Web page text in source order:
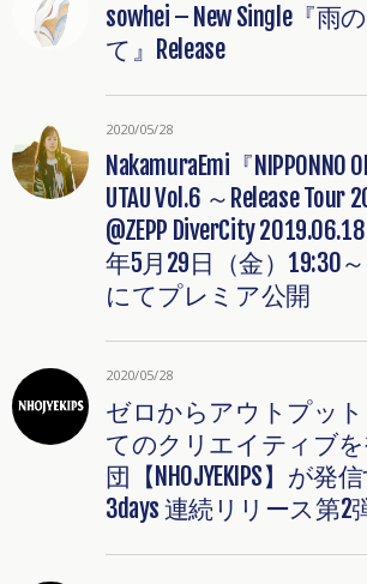
sowhei – New Single『雨
て』Release
2020/05/28
NakamuraEmi『NIPPONNO
UTAU Vol.6 ～Release Tour
@ZEPP DiverCity
年5月29日（金）19:30～
にてプレミア公開
2020/05/28
ゼロからアウトプッ
てのクリエイティブ
団【NHOJYEKIPS】が発
3days 連続リリース第2